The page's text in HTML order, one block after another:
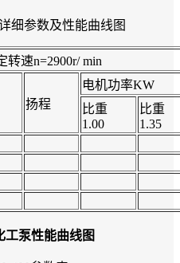
细参数及性能曲线图
转速n=2900r/ min
扬程
电机功率KW
比重
1.00
比重
1.35
工泵性能曲线图